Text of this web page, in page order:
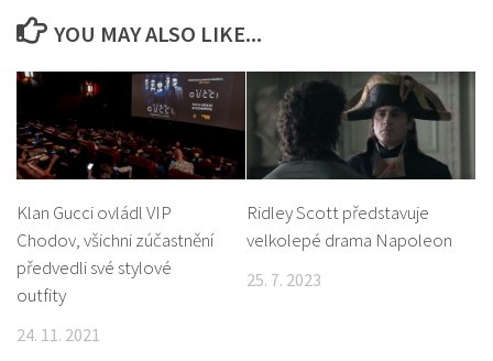
YOU MAY ALSO LIKE...
Klan Gucci ovládl VIP
Chodov, všichni zúčastnění
předvedli své stylové
outfity
24. 11. 2021
Ridley Scott představuje
velkolepé drama Napoleon
25. 7. 2023